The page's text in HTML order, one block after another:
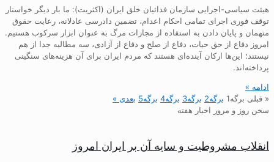
هیئت سیاسی-اجرایی سازمان فدائیان خلق ایران (اکثریت): ما بار دیگر خواستار
توقف فوری اجرای تمامی احکام اعدام، تضمین دادرسی عادلانه، رعایت حقوق
متهمان و پایان دادن به استفاده از مجازات مرگ به عنوان ابزار سرکوب هستیم.
امروز دفاع از حق حیات، دفاع از صلح و دفاع از آزادی، سه مطالبه جدا از هم
نیستند؛ این‌ها ارکان آینده‌ای هستند که مردم ایران برای آن هزینه‌های سنگینی
پرداخته‌اند.
ادامه »
« قبلی برگه1 برگه2 برگه3 برگه4 برگه5 بعدی »
سخن روز و مرور اخبار هفته
انقلاب مشروطیت و سایه آن بر ایران امروز